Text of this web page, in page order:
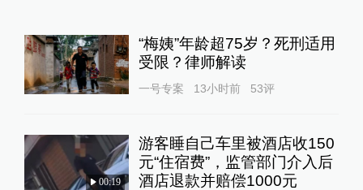
“梅姨”年龄超75岁？死刑适用
受限？律师解读
一号专案 13小时前 53评
00:19
游客睡自己车里被酒店收150
元“住宿费”，监管部门介入后
酒店退款并赔偿1000元